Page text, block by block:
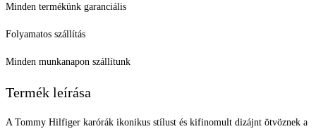
Minden termékünk garanciális
Folyamatos szállítás
Minden munkanapon szállítunk
Termék leírása
A Tommy Hilfiger karórák ikonikus stílust és kifinomult dizájnt ötvöznek a